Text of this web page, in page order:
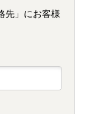
先」にお客様